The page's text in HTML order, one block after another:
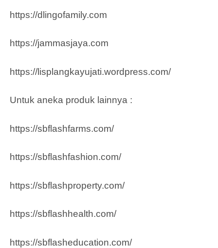
https://dlingofamily.com
https://jammasjaya.com
https://lisplangkayujati.wordpress.com/
Untuk aneka produk lainnya :
https://sbflashfarms.com/
https://sbflashfashion.com/
https://sbflashproperty.com/
https://sbflashhealth.com/
https://sbflasheducation.com/